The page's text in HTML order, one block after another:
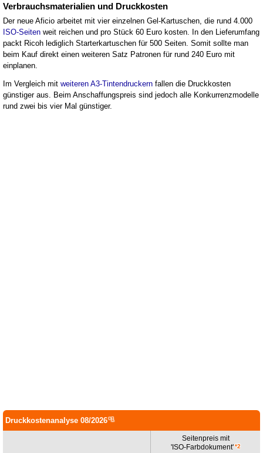
Verbrauchsmaterialien und Druckkosten
Der neue Aficio arbeitet mit vier einzelnen Gel-Kartuschen, die rund 4.000
ISO-Seiten weit reichen und pro Stück 60 Euro kosten. In den Lieferumfang
packt Ricoh lediglich Starterkartuschen für 500 Seiten. Somit sollte man
beim Kauf direkt einen weiteren Satz Patronen für rund 240 Euro mit
einplanen.
Im Vergleich mit weiteren A3-Tintendruckern fallen die Druckkosten
günstiger aus. Beim Anschaffungspreis sind jedoch alle Konkurrenzmodelle
rund zwei bis vier Mal günstiger.
Druckkostenanalyse 08/2026*1
Seitenpreis mit
'ISO-Farbdokument' *2